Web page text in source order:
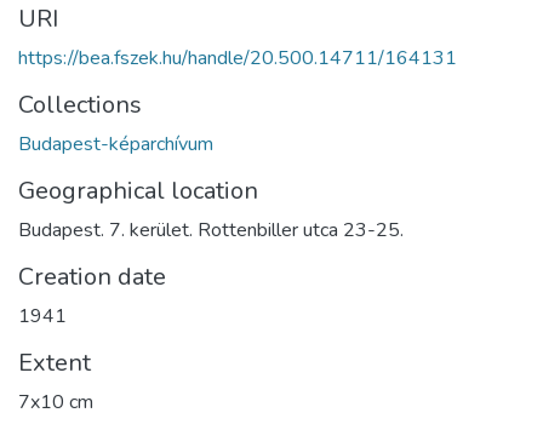
URI
https://bea.fszek.hu/handle/20.500.14711/164131
Collections
Budapest-képarchívum
Geographical location
Budapest. 7. kerület. Rottenbiller utca 23-25.
Creation date
1941
Extent
7x10 cm